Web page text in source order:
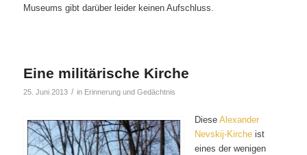
Museums gibt darüber leider keinen Aufschluss.
Eine militärische Kirche
25. Juni 2013 / in Erinnerung und Gedächtnis
Diese Alexander
Nevskij-Kircheist
eines der wenigen